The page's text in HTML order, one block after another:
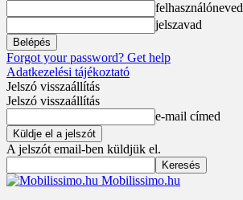
felhasználóneved
jelszavad
Forgot your password? Get help
Adatkezelési tájékoztató
Jelszó visszaállítás
Jelszó visszaállítás
e-mail címed
A jelszót email-ben küldjük el.
Mobilissimo.hu